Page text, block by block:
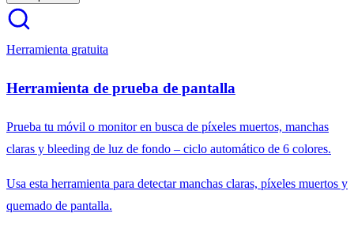
Herramienta gratuita
Herramienta de prueba de pantalla
Prueba tu móvil o monitor en busca de píxeles muertos, manchas
claras y bleeding de luz de fondo – ciclo automático de 6 colores.
Usa esta herramienta para detectar manchas claras, píxeles muertos y
quemado de pantalla.